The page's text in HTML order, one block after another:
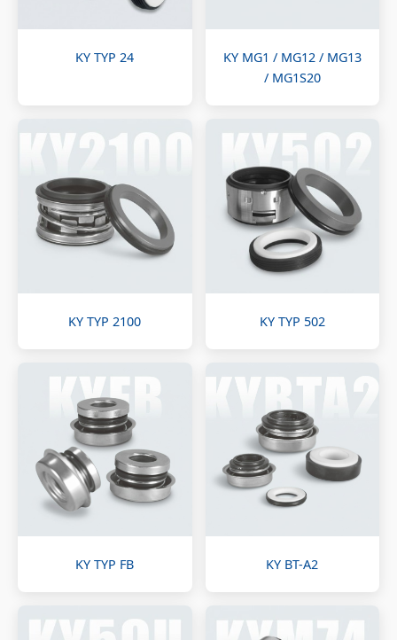
KY TYP 24
KY MG1 / MG12 / MG13
/ MG1S20
KY TYP 2100 KY TYP 502
KY TYP FB KY BT-A2